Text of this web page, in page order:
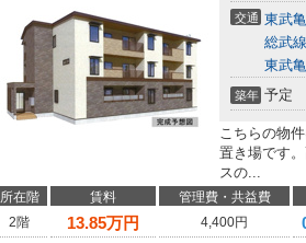
交通 東武
総武線
東武
築年 予定
こちらの物
置き場です
スの...
所在階 賃料 管理費・共益費
2階
13.85万円 4,400円